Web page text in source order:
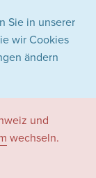
Sie in unserer
wir Cookies
ändern
und
wechseln.